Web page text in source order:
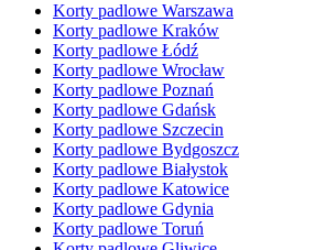
Korty padlowe Warszawa
Korty padlowe Kraków
Korty padlowe Łódź
Korty padlowe Wrocław
Korty padlowe Poznań
Korty padlowe Gdańsk
Korty padlowe Szczecin
Korty padlowe Bydgoszcz
Korty padlowe Białystok
Korty padlowe Katowice
Korty padlowe Gdynia
Korty padlowe Toruń